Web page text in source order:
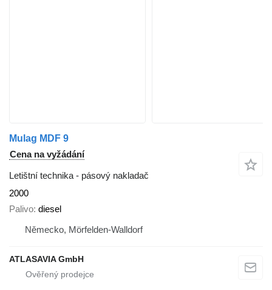
Mulag MDF 9
Cena na vyžádání
Letištní technika - pásový nakladač
2000
Palivo diesel
Německo, Mörfelden-Walldorf
ATLASAVIA GmbH